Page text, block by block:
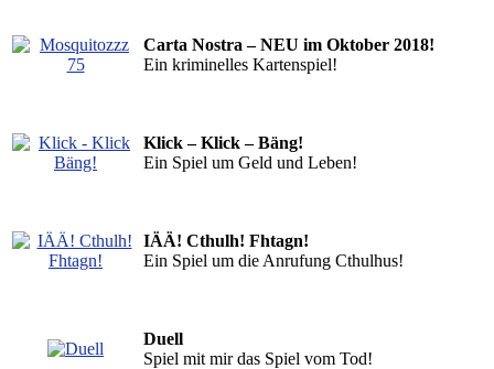
Carta Nostra – NEU im Oktober 2018!
Ein kriminelles Kartenspiel!
Klick – Klick – Bäng!
Ein Spiel um Geld und Leben!
IÄÄ! Cthulh! Fhtagn!
Ein Spiel um die Anrufung Cthulhus!
Duell
Spiel mit mir das Spiel vom Tod!